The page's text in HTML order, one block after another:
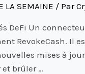
LA SEMAINE / Par
DeFi Un
RevokeCash. Il
mises à
et brûler …